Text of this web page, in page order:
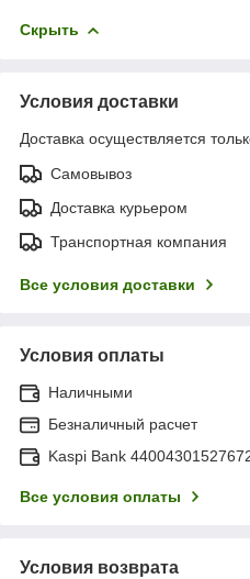
Скрыть
Условия доставки
Доставка осуществляется
Самовывоз
Доставка курьером
Транспортная компания
Все условия доставки
Условия оплаты
Наличными
Безналичный расчет
Kaspi Bank
Все условия оплаты
Условия возврата